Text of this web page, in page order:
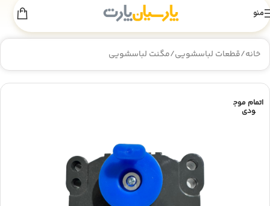
منو
خانه/قطعات لباسشویی/مگنت لباسشویی
اتمام موج
ودی